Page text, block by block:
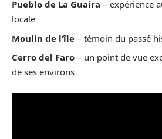
Pueblo de La Guaira – expérience
locale
Moulin de l’île – témoin du passé
Cerro del Faro – un point de vue
de ses environs